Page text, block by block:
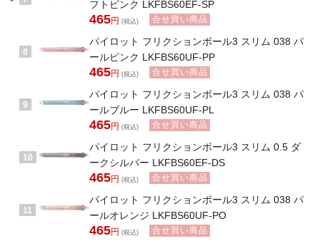
フトピンク LKFBS60EF-SP
465円 (税込) 合せ買い商品
8
パイロット フリクションボール3 スリム 038 パ
ールピンク LKFBS60UF-PP
465円 (税込) 合せ買い商品
9
パイロット フリクションボール3 スリム 038 パ
ールブルー LKFBS60UF-PL
465円 (税込) 合せ買い商品
10
パイロット フリクションボール3 スリム 0.5 ダ
ークシルバー LKFBS60EF-DS
465円 (税込) 合せ買い商品
11
パイロット フリクションボール3 スリム 038 パ
ールオレンジ LKFBS60UF-PO
465円 (税込) 合せ買い商品